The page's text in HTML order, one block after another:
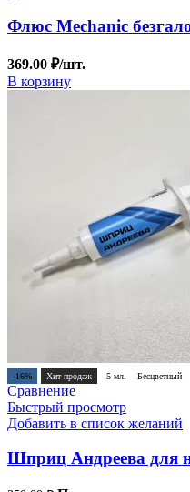
Флюс Mechanic
369.00 ₽/шт.
В корзину
-16% Хит продаж 5 мл. Бесцветный
Сравнение
Быстрый просмотр
Добавить в список желаний
Шприц Андреева для